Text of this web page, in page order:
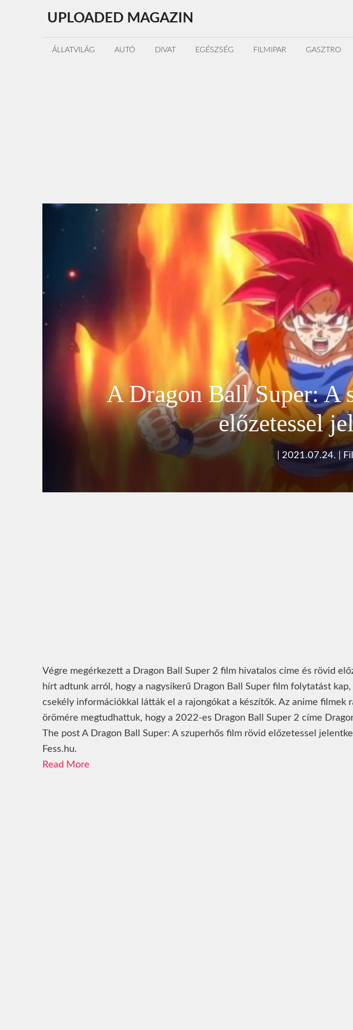
tartalomba
UPLOADED MAGAZIN
ÁLLATVILÁG AUTÓ DIVAT EGÉSZSÉG FILMIPAR GASZTRO
A Dragon Ball Super: A
előzetessel
2021.07.24.
Végre megérkezett a Dragon Ball Super 2 film hivatalos címe és rövid
hírt adtunk arról, hogy a nagysikerű Dragon Ball Super film folytatást
csekély információkkal látták el a rajongókat a készítők. Az anime filmek
örömére megtudhattuk, hogy a 2022-es Dragon Ball Super 2 címe
The post A Dragon Ball Super: A szuperhős film rövid előzetessel
Fess.hu.
Read More